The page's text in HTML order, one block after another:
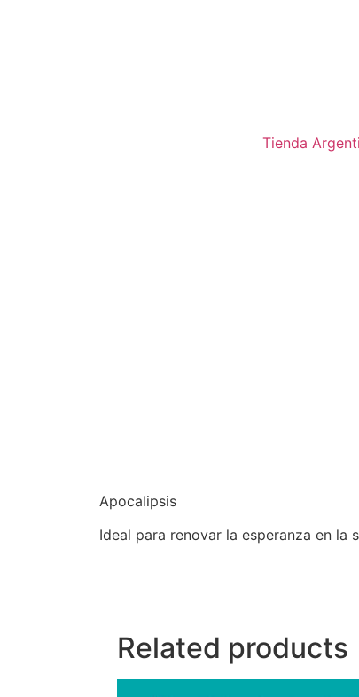
Tienda
Apocalipsis
Ideal para renovar la esperanza en
Related products